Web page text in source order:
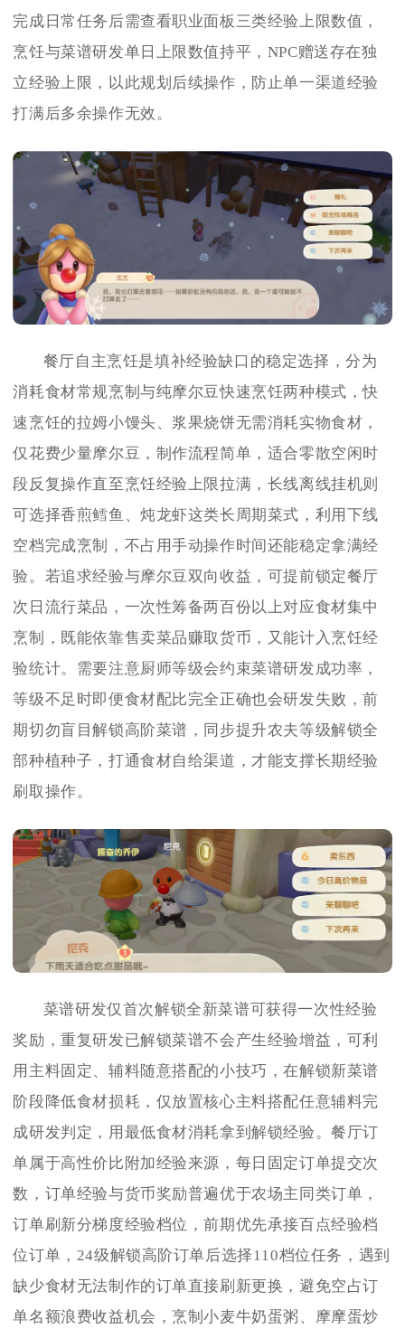
完成日常任务后需查看职业面板三类经验上限数值，
烹饪与菜谱研发单日上限数值持平，NPC赠送存在独
立经验上限，以此规划后续操作，防止单一渠道经验
打满后多余操作无效。
餐厅自主烹饪是填补经验缺口的稳定选择，分为
消耗食材常规烹制与纯摩尔豆快速烹饪两种模式，快
速烹饪的拉姆小馒头、浆果烧饼无需消耗实物食材，
仅花费少量摩尔豆，制作流程简单，适合零散空闲时
段反复操作直至烹饪经验上限拉满，长线离线挂机则
可选择香煎鳕鱼、炖龙虾这类长周期菜式，利用下线
空档完成烹制，不占用手动操作时间还能稳定拿满经
验。若追求经验与摩尔豆双向收益，可提前锁定餐厅
次日流行菜品，一次性筹备两百份以上对应食材集中
烹制，既能依靠售卖菜品赚取货币，又能计入烹饪经
验统计。需要注意厨师等级会约束菜谱研发成功率，
等级不足时即便食材配比完全正确也会研发失败，前
期切勿盲目解锁高阶菜谱，同步提升农夫等级解锁全
部种植种子，打通食材自给渠道，才能支撑长期经验
刷取操作。
菜谱研发仅首次解锁全新菜谱可获得一次性经验
奖励，重复研发已解锁菜谱不会产生经验增益，可利
用主料固定、辅料随意搭配的小技巧，在解锁新菜谱
阶段降低食材损耗，仅放置核心主料搭配任意辅料完
成研发判定，用最低食材消耗拿到解锁经验。餐厅订
单属于高性价比附加经验来源，每日固定订单提交次
数，订单经验与货币奖励普遍优于农场主同类订单，
订单刷新分梯度经验档位，前期优先承接百点经验档
位订单，24级解锁高阶订单后选择110档位任务，遇到
缺少食材无法制作的订单直接刷新更换，避免空占订
单名额浪费收益机会，烹制小麦牛奶蛋粥、摩摩蛋炒